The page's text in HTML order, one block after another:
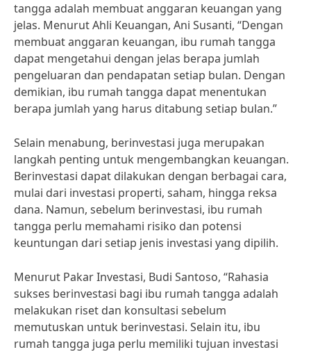
tangga adalah membuat anggaran keuangan yang
jelas. Menurut Ahli Keuangan, Ani Susanti, “Dengan
membuat anggaran keuangan, ibu rumah tangga
dapat mengetahui dengan jelas berapa jumlah
pengeluaran dan pendapatan setiap bulan. Dengan
demikian, ibu rumah tangga dapat menentukan
berapa jumlah yang harus ditabung setiap bulan.”
Selain menabung, berinvestasi juga merupakan
langkah penting untuk mengembangkan keuangan.
Berinvestasi dapat dilakukan dengan berbagai cara,
mulai dari investasi properti, saham, hingga reksa
dana. Namun, sebelum berinvestasi, ibu rumah
tangga perlu memahami risiko dan potensi
keuntungan dari setiap jenis investasi yang dipilih.
Menurut Pakar Investasi, Budi Santoso, “Rahasia
sukses berinvestasi bagi ibu rumah tangga adalah
melakukan riset dan konsultasi sebelum
memutuskan untuk berinvestasi. Selain itu, ibu
rumah tangga juga perlu memiliki tujuan investasi